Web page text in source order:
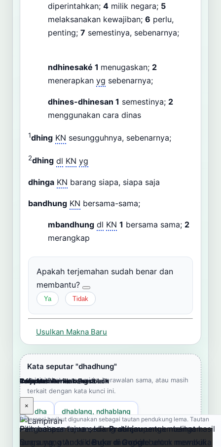
diperintahkan; 4 milik negara; 5
melaksanakan kewajiban; 6 perlu,
penting; 7 semestinya, sebenarnya;
ndhinesaké 1 menugaskan; 2
menerapkan yg sebenarnya;
dhines-dhinesan 1 semestinya; 2
menggunakan cara dinas
1dhing KN sesungguhnya, sebenarnya;
2dhing dl KN yg
dhinga KN barang siapa, siapa saja
bandhung KN bersama-sama;
mbandhung dl KN 1 bersama sama; 2
merangkap
Apakah terjemahan sudah benar dan
membantu?
Ya Tidak
Usulkan Makna Baru
Cara Memberikan Feedback
×
Lampiran
×
Referensi Pendukung
×
Referensi berikut digunakan sebagai tautan pendukung lema. Tautan
eksternal dibuka di tab baru.
Informasi
×
Pengucapan lema sedang dalam pengembangan.
Suara yang Anda dengar mungkin belum mewakili
Terjemahkan ke bahasa lain
×
Pilih bahasa tujuan, klikPratinjauuntuk melihat hasil
langsung, atau klikBuka di Googleuntuk membuka
Kata seputar "dhadhung"
Jelajahi kata yang mirip, berawalan sama, atau masih
terkait dengan kata kunci ini.
dha dhablang, ndhablang
dhabreg, ndhabreg dhabyang, ndhabyang